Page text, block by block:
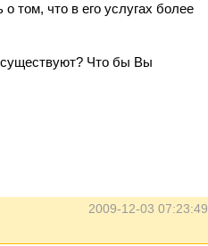
том, что в его услугах более
Что бы Вы
2009-12-03 07:23:49